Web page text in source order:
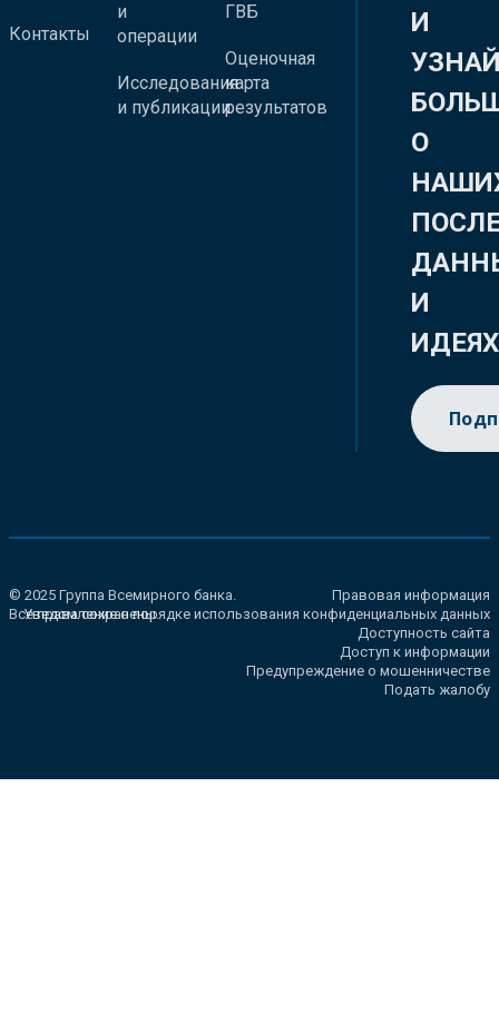
Контакты
и
операции
Исследования
и публикации
ГВБ
Оценочная
карта
результатов
И
О
И
ИДЕЯХ
© 2025 Группа Всемирного банка.
Все права сохранены.
Правовая информация
Уведомление о порядке использования конфиденциальных данных
Доступность сайта
Доступ к информации
Предупреждение о мошенничестве
Подать жалобу